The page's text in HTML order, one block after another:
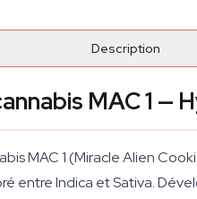
Description
MAC 1
MAC 1 (Miracle Alien
entre Indica et Sativa.